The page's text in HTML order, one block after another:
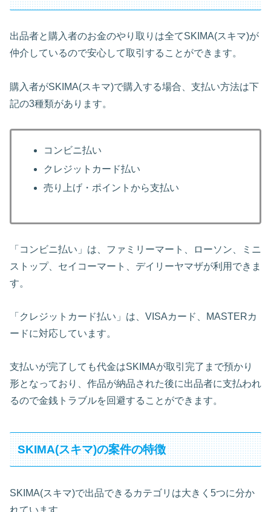
出品者と購入者のお金のやり取りは全てSKIMA(スキマ)が
仲介しているので安心して取引することができます。
購入者がSKIMA(スキマ)で購入する場合、支払い方法は下
記の3種類があります。
コンビニ払い
クレジットカード払い
売り上げ・ポイントから支払い
「コンビニ払い」は、ファミリーマート、ローソン、ミニ
ストップ、セイコーマート、デイリーヤマザが利用できま
す。
「クレジットカード払い」は、VISAカード、MASTERカ
ードに対応しています。
支払いが完了しても代金はSKIMAが取引完了まで預かり
形となっており、作品が納品された後に出品者に支払われ
るので金銭トラブルを回避することができます。
SKIMA(スキマ)の案件の特徴
SKIMA(スキマ)で出品できるカテゴリは大きく5つに分か
れています。